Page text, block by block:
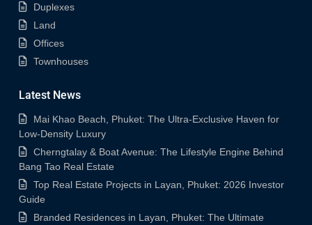
Duplexes
Land
Offices
Townhouses
Latest News
Mai Khao Beach, Phuket: The Ultra-Exclusive Haven for
Low-Density Luxury
Cherngtalay & Boat Avenue: The Lifestyle Engine Behind
Bang Tao Real Estate
Top Real Estate Projects in Layan, Phuket: 2026 Investor
Guide
Branded Residences in Layan, Phuket: The Ultimate